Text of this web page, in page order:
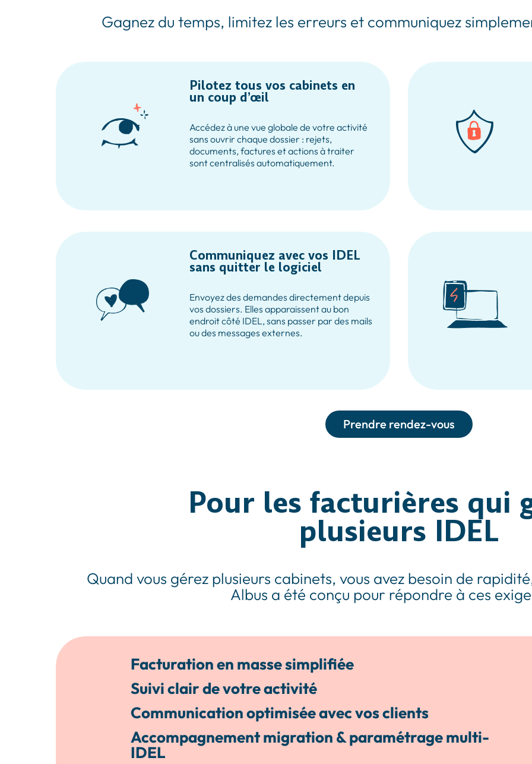
Gagnez du temps, limitez les erreurs et communiquez
Pilotez tous vos cabinets en
un coup d’œil
Accédez à une vue globale de votre activité
sans ouvrir chaque dossier : rejets,
documents, factures et actions à traiter
sont centralisés automatiquement.
Communiquez avec vos IDEL
sans quitter le logiciel
Envoyez des demandes directement depuis
vos dossiers. Elles apparaissent au bon
endroit côté IDEL, sans passer par des mails
ou des messages externes.
Prendre rendez-vous
Pour les facturières qui
plusieurs IDEL
Quand vous gérez plusieurs cabinets, vous avez besoin de
Albus a été conçu pour répondre à ces
Facturation en masse simplifiée
Suivi clair de votre activité
Communication optimisée avec vos clients
Accompagnement migration & paramétrage multi-
IDEL